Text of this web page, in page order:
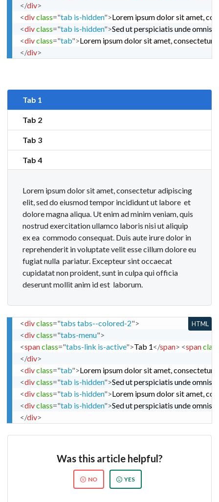
</div>
<divclass="tab is-hidden">Lorem ipsum dolor sit amet,
<divclass="tab is-hidden">Sed ut perspiciatis unde omnis
<divclass="tab">Lorem ipsum dolor sit amet,
</div>
Tab 1
Tab 2
Tab 3
Tab 4
Lorem ipsum dolor sit amet, consectetur adipiscing
elit, sed do eiusmod tempor incididunt ut labore et
dolore magna aliqua. Ut enim ad minim veniam, quis
nostrud exercitation ullamco laboris nisi ut aliquip
ex ea commodo consequat. Duis aute irure dolor in
reprehenderit in voluptate velit esse cillum dolore eu
fugiat nulla pariatur. Excepteur sint occaecat
cupidatat non proident, sunt in culpa qui officia
deserunt mollit anim id est laborum.
<divclass="tabs tabs--colored-2">
<divclass="tabs-menu">
<spanclass="tabs-link is-active">Tab 1</span> <spanclass
</div>
<divclass="tab">Lorem ipsum dolor sit amet,
<divclass="tab is-hidden">Sed ut perspiciatis unde omnis
<divclass="tab is-hidden">Lorem ipsum dolor sit amet,
<divclass="tab is-hidden">Sed ut perspiciatis unde omnis
</div>
HTML
Was this article helpful?
NO YES